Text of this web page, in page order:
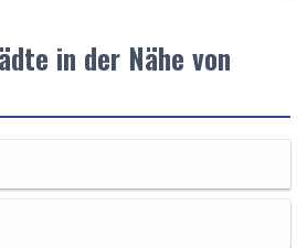
in der Nähe von